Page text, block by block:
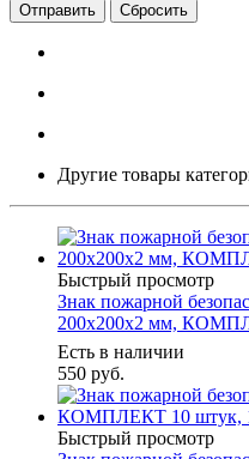
Сбросить
Другие товары
Быстрый просмотр
Знак пожарной
200х200х2 мм,
Есть в наличии
550 руб.
Быстрый просмотр